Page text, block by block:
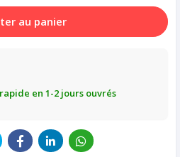
au panier
en 1-2 jours ouvrés